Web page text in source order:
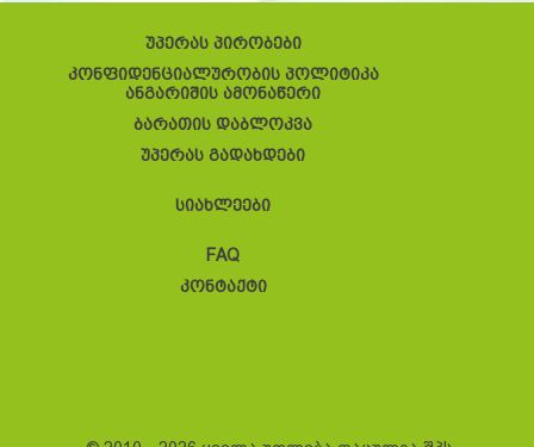
უპერას პირობები
კონფიდენციალურობის პოლიტიკა
ანგარიშის ამონაწერი
ბარათის დაბლოკვა
უპერას გადახდები
სიახლეები
FAQ
კონტაქტი